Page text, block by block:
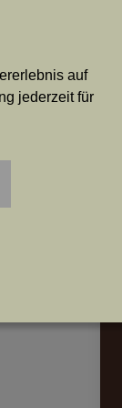
auf
jederzeit für